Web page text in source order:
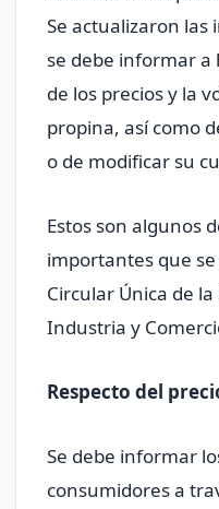
Se actualizaron las
se debe informar a
de los precios y la
propina, así como
o de modificar su
Estos son algunos
importantes que
Circular Única de
Industria y
Respecto del
Se debe informar
consumidores a